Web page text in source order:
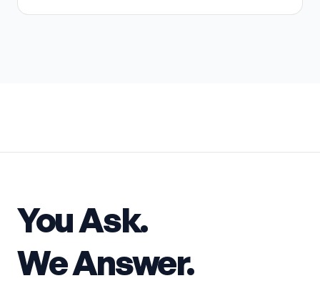
You Ask.
We Answer.